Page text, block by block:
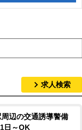
求人検索
周辺の交通誘導警備
日～OK